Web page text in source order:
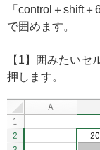
「control＋shift
で囲めます。
【1】囲みたいセ
押します。